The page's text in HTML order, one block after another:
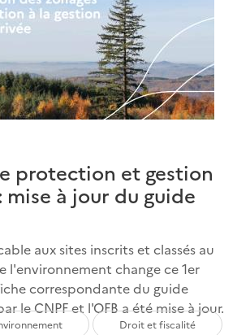
protection et gestion
à jour du guide
aux sites inscrits et classés au
l'environnement change ce 1er
correspondante du guide
le CNPF et l'OFB a été mise à jour.
Droit et fiscalité